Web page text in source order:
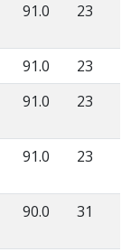
91.0 23
91.0
23
91.0 23
91.0 23
90.0 31